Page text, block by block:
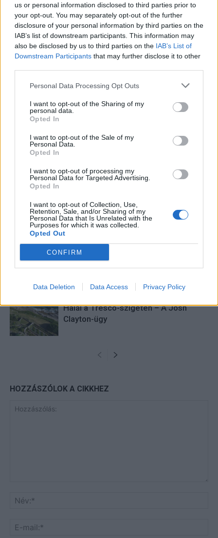
us or personal information disclosed to third parties prior to
your opt-out. You may separately opt-out of the further
disclosure of your personal information by third parties on the
IAB’s list of downstream participants. This information may
also be disclosed by us to third parties on the IAB’s List of
Downstream Participants that may further disclose it to other
Personal Data Processing Opt Outs
I want to opt-out of the Sharing of my
personal data.
Opted In
I want to opt-out of the Sale of my
Personal Data.
Opted In
I want to opt-out of processing my
Personal Data for Targeted Advertising.
Opted In
I want to opt-out of Collection, Use,
Retention, Sale, and/or Sharing of my
Personal Data that Is Unrelated with the
Purposes for which it was collected.
Opted Out
CONFIRM
Data Deletion Data Access Privacy Policy
Imre Hilda
Oktatás és nevelés területén dolgozom, de minden
szabadidőmben írok. Szeretek belesni a hétköznapok függönye
mögé és közben keresem az embert, a nőt a jól legyártott álarcok
mögött. Néha meséket is írok, de gyakrabban novellákat,
cikkeket és apró vicces történeteket.
KAPCSOLÓDÓ CIKKEK
Minka 14. rész
Minka 13. rész
Halál a Tresco-szigeten – A Josh
Clayton-ügy
HOZZÁSZÓLOK A CIKKHEZ